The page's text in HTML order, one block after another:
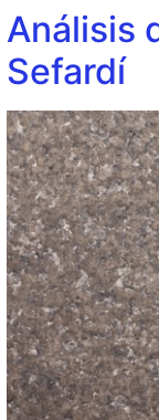
Análisis
Sefardí